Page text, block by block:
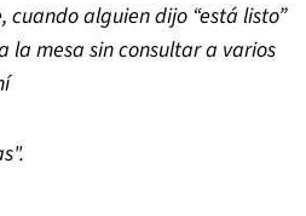
cuando alguien dijo “está listo”
la mesa sin consultar a varios